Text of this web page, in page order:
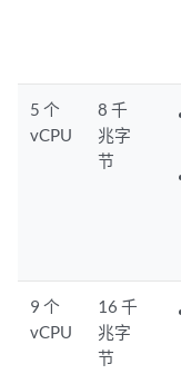
5 个
vCPU
8 千
兆字
节
9 个
vCPU
16 千
兆字
节